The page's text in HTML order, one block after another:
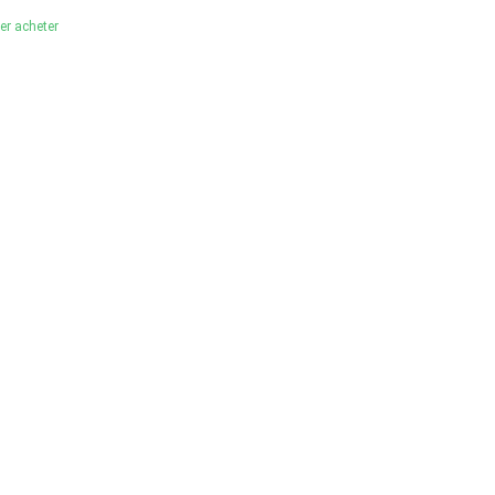
acheter